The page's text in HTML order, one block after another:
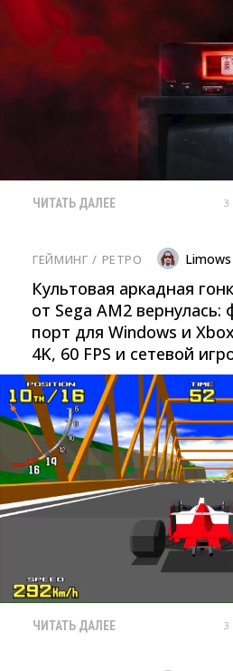
ЧИТАТЬ ДАЛЕЕ 3
ГЕЙМИНГ / РЕТРО Limows
Культовая аркадная
от Sega AM2
порт для Windows и
4K, 60 FPS и сетевой
ЧИТАТЬ ДАЛЕЕ 3